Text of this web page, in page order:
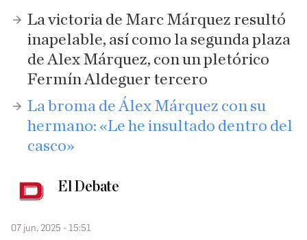
La victoria de Marc Márquez resultó
inapelable, así como la segunda plaza
de Alex Márquez, con un pletórico
Fermín Aldeguer tercero
La broma de Álex Márquez con su
hermano: «Le he insultado dentro del
casco»
El Debate
07 jun. 2025 - 15:51